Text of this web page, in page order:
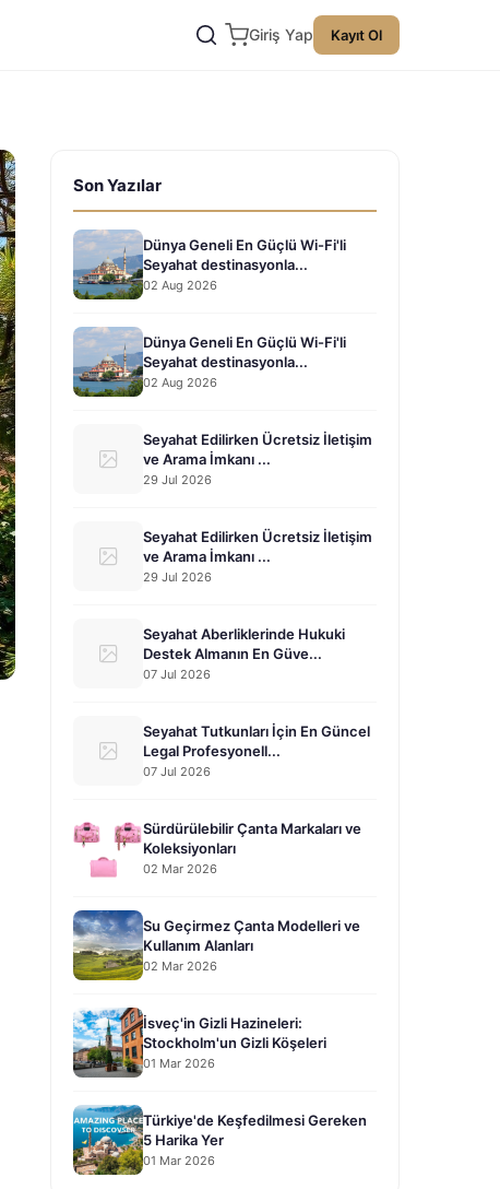
Giriş Yap Kayıt Ol
Son Yazılar
Dünya Geneli En Güçlü Wi-Fi'li
Seyahat destinasyonla...
02 Aug 2026
Dünya Geneli En Güçlü Wi-Fi'li
Seyahat destinasyonla...
02 Aug 2026
Seyahat Edilirken Ücretsiz İletişim
ve Arama İmkanı ...
29 Jul 2026
Seyahat Edilirken Ücretsiz İletişim
ve Arama İmkanı ...
29 Jul 2026
Seyahat Aberliklerinde Hukuki
Destek Almanın En Güve...
07 Jul 2026
Seyahat Tutkunları İçin En Güncel
Legal Profesyonell...
07 Jul 2026
Sürdürülebilir Çanta Markaları ve
Koleksiyonları
02 Mar 2026
Su Geçirmez Çanta Modelleri ve
Kullanım Alanları
02 Mar 2026
İsveç'in Gizli Hazineleri:
Stockholm'un Gizli Köşeleri
01 Mar 2026
Türkiye'de Keşfedilmesi Gereken
5 Harika Yer
01 Mar 2026